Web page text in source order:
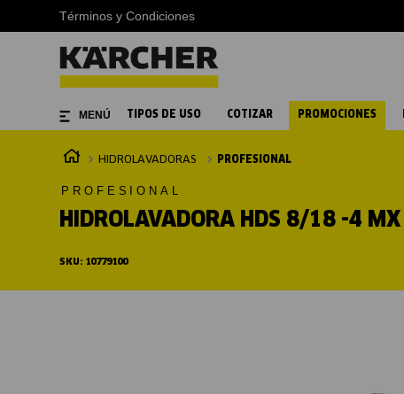
Términos y Condiciones
TIPOS DE USO COTIZAR PROMOCIONES
HIDROLAVADORAS PROFESIONAL
PROFESIONAL
HIDROLAVADORA HDS 8/18 -4 MX
SKU: 10779100